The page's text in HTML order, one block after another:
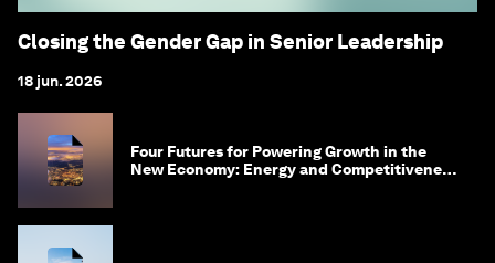
Closing the Gender Gap in Senior Leadership
18 jun. 2026
Four Futures for Powering Growth in the
New Economy: Energy and Competitiveness